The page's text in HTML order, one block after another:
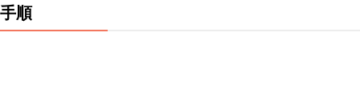
手順